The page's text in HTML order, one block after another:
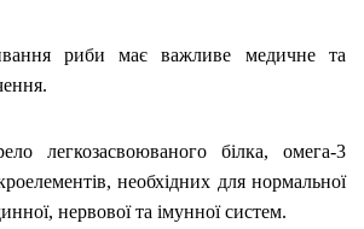
риби має важливе медичне та
легкозасвоюваного білка, омега-3
необхідних для нормальної
нервової та імунної систем.